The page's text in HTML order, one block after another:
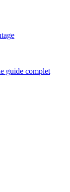
guide complet